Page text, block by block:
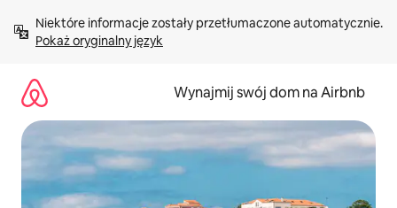
treści Pokaż oryginalny język
Wynajmij swój dom na Airbnb